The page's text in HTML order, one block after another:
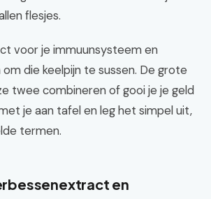
flesjes.
voor je immuunsysteem en
die keelpijn te sussen. De grote
twee combineren of gooi je je geld
je aan tafel en leg het simpel uit,
termen.
en